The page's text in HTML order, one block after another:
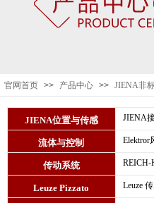
官网首页 >> 产品中心 >> JIENA非
JIENA位置与传感 JIENA
流体与控制 Elektror
传动系统 REICH-
Leuze Pizzato Leuze